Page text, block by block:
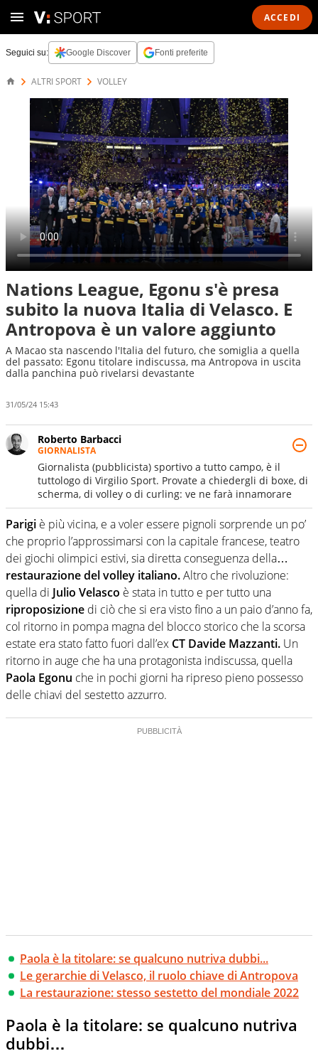
ACCEDI
Seguici su: Google Discover Fonti preferite
ALTRI SPORT VOLLEY
Nations League, Egonu s'è presa
subito la nuova Italia di Velasco. E
Antropova è un valore aggiunto
A Macao sta nascendo l'Italia del futuro, che somiglia a quella
del passato: Egonu titolare indiscussa, ma Antropova in uscita
dalla panchina può rivelarsi devastante
31/05/24 15:43
Roberto Barbacci
GIORNALISTA
Giornalista (pubblicista) sportivo a tutto campo, è il
tuttologo di Virgilio Sport. Provate a chiedergli di boxe, di
scherma, di volley o di curling: ve ne farà innamorare
Parigi è più vicina, e a voler essere pignoli sorprende un po’
che proprio l’approssimarsi con la capitale francese, teatro
dei giochi olimpici estivi, sia diretta conseguenza della…
restaurazione del volley italiano.Altro che rivoluzione:
quella di Julio Velasco è stata in tutto e per tutto una
riproposizione di ciò che si era visto fino a un paio d’anno fa,
col ritorno in pompa magna del blocco storico che la scorsa
estate era stato fatto fuori dall’ex CT Davide Mazzanti. Un
ritorno in auge che ha una protagonista indiscussa, quella
Paola Egonu che in pochi giorni ha ripreso pieno possesso
delle chiavi del sestetto azzurro.
Paola è la titolare: se qualcuno nutriva dubbi...
Le gerarchie di Velasco, il ruolo chiave di Antropova
La restaurazione: stesso sestetto del mondiale 2022
Paola è la titolare: se qualcuno nutriva
dubbi…